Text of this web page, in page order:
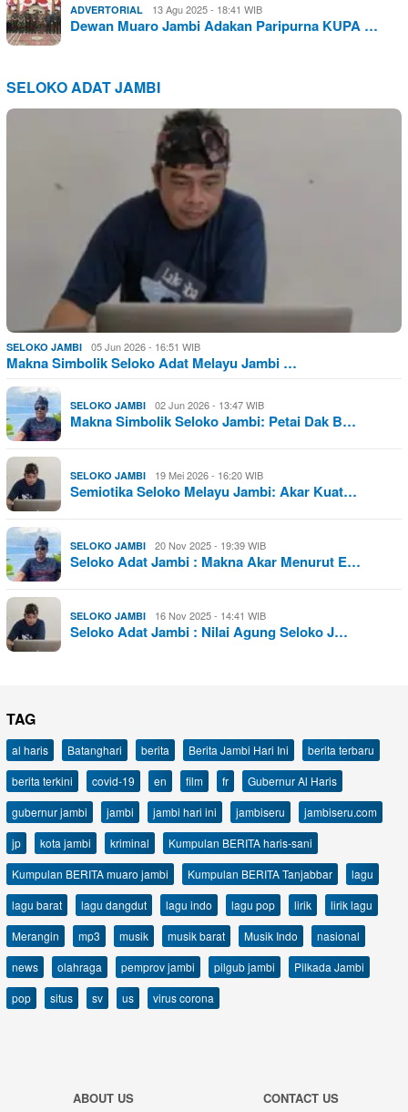
ADVERTORIAL 13 Agu 2025 - 18:41 WIB
Dewan Muaro Jambi Adakan Paripurna KUPA …
SELOKO ADAT JAMBI
SELOKO JAMBI 05 Jun 2026 - 16:51 WIB
Makna Simbolik Seloko Adat Melayu Jambi …
SELOKO JAMBI 02 Jun 2026 - 13:47 WIB
Makna Simbolik Seloko Jambi: Petai Dak B…
SELOKO JAMBI 19 Mei 2026 - 16:20 WIB
Semiotika Seloko Melayu Jambi: Akar Kuat…
SELOKO JAMBI 20 Nov 2025 - 19:39 WIB
Seloko Adat Jambi : Makna Akar Menurut E…
SELOKO JAMBI 16 Nov 2025 - 14:41 WIB
Seloko Adat Jambi : Nilai Agung Seloko J…
TAG
al haris Batanghari berita Berita Jambi Hari Ini
berita terbaru
berita terkini
covid-19 en film fr
Gubernur Al Haris
gubernur jambi
jambi jambi hari ini jambiseru
jambiseru.com
jp
kota jambi kriminal
Kumpulan BERITA haris-sani
Kumpulan BERITA muaro jambi
Kumpulan BERITA Tanjabbar
lagu
lagu barat
lagu dangdut lagu indo lagu pop lirik
lirik lagu
Merangin
mp3 musik musik barat Musik Indo
nasional
news
olahraga pemprov jambi pilgub jambi
Pilkada Jambi
pop
situs sv us virus corona
ABOUT US CONTACT US